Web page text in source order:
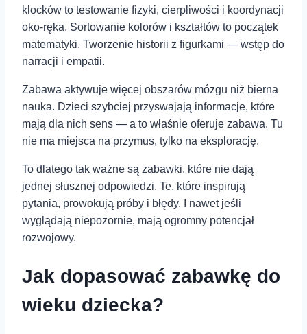
klocków to testowanie fizyki, cierpliwości i koordynacji
oko-ręka. Sortowanie kolorów i kształtów to początek
matematyki. Tworzenie historii z figurkami — wstęp do
narracji i empatii.
Zabawa aktywuje więcej obszarów mózgu niż bierna
nauka. Dzieci szybciej przyswajają informacje, które
mają dla nich sens — a to właśnie oferuje zabawa. Tu
nie ma miejsca na przymus, tylko na eksplorację.
To dlatego tak ważne są zabawki, które nie dają
jednej słusznej odpowiedzi. Te, które inspirują
pytania, prowokują próby i błędy. I nawet jeśli
wyglądają niepozornie, mają ogromny potencjał
rozwojowy.
Jak dopasować zabawkę do
wieku dziecka?